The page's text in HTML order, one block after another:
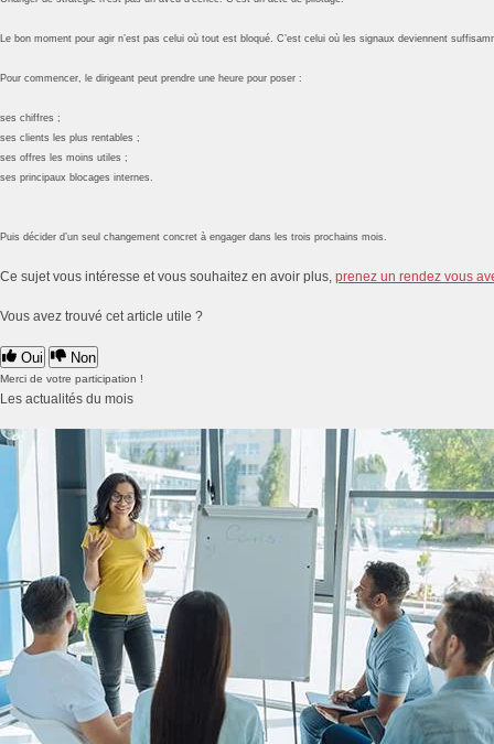
Le bon moment pour agir n’est pas celui où tout est bloqué. C’est celui où les signaux deviennent
Pour commencer, le dirigeant peut prendre une heure pour poser :
ses chiffres ;
ses clients les plus rentables ;
ses offres les moins utiles ;
ses principaux blocages internes.
Puis décider d’un seul changement concret à engager dans les trois prochains mois.
Ce sujet vous intéresse et vous souhaitez en avoir plus, prenez un rendez vous
Vous avez trouvé cet article utile ?
Oui Non
Merci de votre participation !
Les actualités du mois